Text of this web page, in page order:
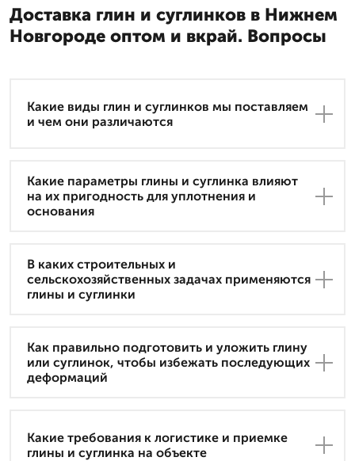
Доставка глин и суглинков в Нижнем
Новгороде оптом и вкрай. Вопросы
Какие виды глин и суглинков мы поставляем
и чем они различаются
Какие параметры глины и суглинка влияют
на их пригодность для уплотнения и
основания
В каких строительных и
сельскохозяйственных задачах применяются
глины и суглинки
Как правильно подготовить и уложить глину
или суглинок, чтобы избежать последующих
деформаций
Какие требования к логистике и приемке
глины и суглинка на объекте